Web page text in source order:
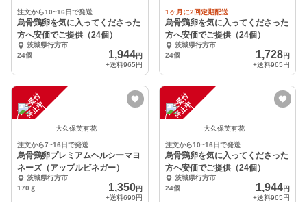
注文から10~16日で発送
烏骨鶏卵を気に入ってくださった
方へ安価でご提供（24個）
茨城県行方市
24個
1,944円
+送料965円
1ヶ月に2回定期配送
烏骨鶏卵を気に入ってくださった
方へ安価でご提供（24個）
茨城県行方市
24個
1,728円
+送料965円
注
文
受
付
停
止
中
大久保芙有花
注文から7~16日で発送
烏骨鶏卵プレミアムヘルシーマヨ
ネーズ（アップルビネガー）
茨城県行方市
170ｇ
1,350円
+送料690円
注
文
受
付
停
止
中
大久保芙有花
注文から10~16日で発送
烏骨鶏卵を気に入ってくださった
方へ安価でご提供（24個）
茨城県行方市
24個
1,944円
+送料965円